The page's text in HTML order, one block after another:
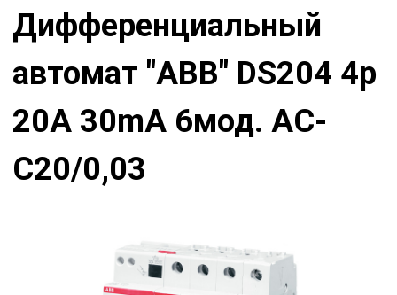
Дифференциальный
автомат "ABB" DS204 4p
20A 30mA 6мод. AC-
C20/0,03